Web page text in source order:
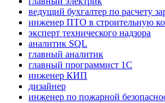
ведущий бухгалтер по расчету
инженер ПТО в строительную
эксперт технического надзора
аналитик SQL
главный аналитик
главный программист 1С
инженер КИП
дизайнер
инженер по пожарной